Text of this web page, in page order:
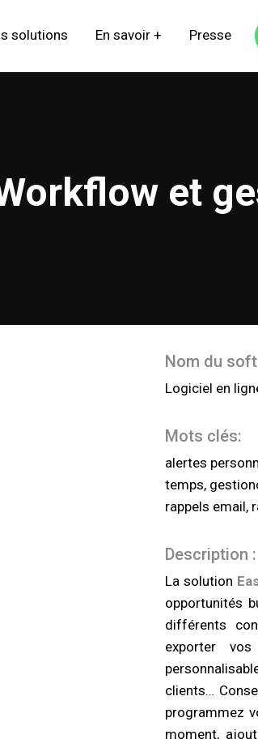
solutions En savoir + Presse
et
Nom du
Logiciel en
Mots clés:
alertes
temps,
rappels email,
Description :
La solution
opportunités
différents
exporter
clients…
programmez
moment,